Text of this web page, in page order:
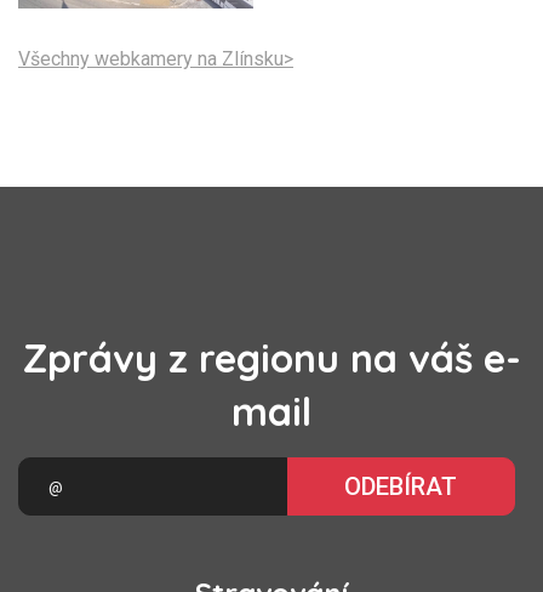
Všechny webkamery na Zlínsku>
Zprávy z regionu na váš e-
mail
ODEBÍRAT